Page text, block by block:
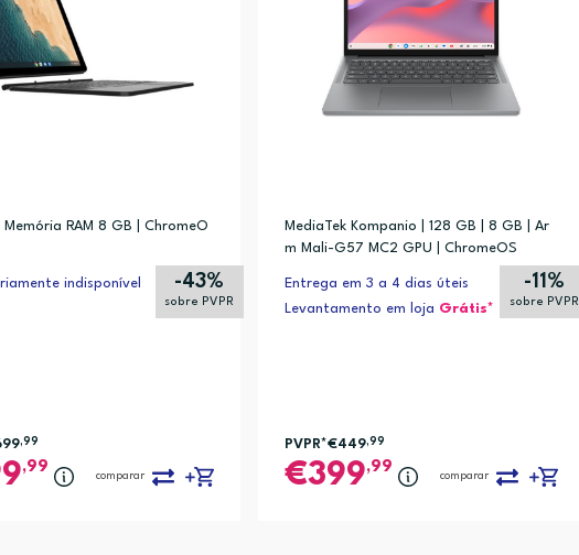
RAM 8 GB | ChromeO
indisponível -43%
sobre PVPR
,99
,99
comparar
MediaTek Kompanio | 128 GB | 8 GB | Ar
m Mali-G57 MC2 GPU | ChromeOS
Entrega em 3 a 4 dias úteis
Levantamento em loja Grátis*
-11%
sobre PVPR
PVPR*€449,99
399,99
comparar